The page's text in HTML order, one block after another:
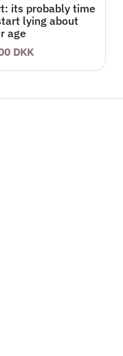
its probably time
lying about
age
DKK